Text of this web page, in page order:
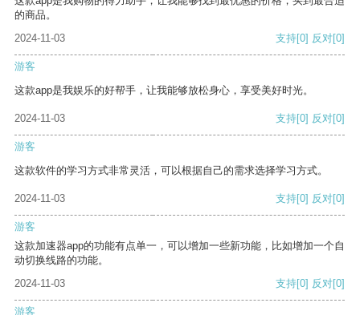
的商品。
2024-11-03
支持[0] 反对[0]
游客
这款app是我娱乐的好帮手，让我能够放松身心，享受美好时光。
2024-11-03 支持[0] 反对[0]
游客
这款软件的学习方式非常灵活，可以根据自己的需求选择学习方式。
2024-11-03 支持[0] 反对[0]
游客
这款加速器app的功能有点单一，可以增加一些新功能，比如增加一个自
动切换线路的功能。
2024-11-03
支持[0] 反对[0]
游客